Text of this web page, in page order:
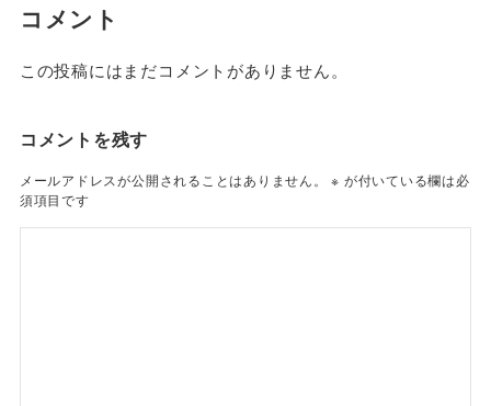
コメント
この投稿にはまだコメントがありません。
コメントを残す
メールアドレスが公開されることはありません。 ※ が付いている欄は必
須項目です